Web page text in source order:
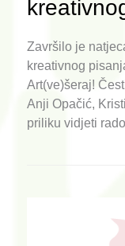
Završilo je
kreativnog
Art(ve)šeraj!
Anji Opačić,
priliku vidjeti